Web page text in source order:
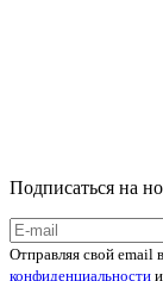
Подписаться на
Отправляя свой email
конфиденциальности